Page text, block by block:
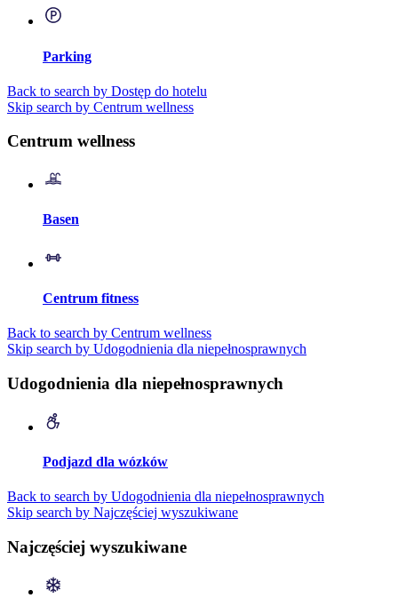
Parking
Back to search by Dostęp do hotelu
Skip search by Centrum wellness
Centrum wellness
Basen
Centrum fitness
Back to search by Centrum wellness
Skip search by Udogodnienia dla niepełnosprawnych
Udogodnienia dla niepełnosprawnych
Podjazd dla wózków
Back to search by Udogodnienia dla niepełnosprawnych
Skip search by Najczęściej wyszukiwane
Najczęściej wyszukiwane